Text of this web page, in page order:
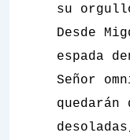
su
Desde
espada
Señor